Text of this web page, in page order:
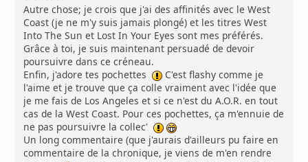
Autre chose; je crois que j'ai des affinités avec le West
Coast (je ne m'y suis jamais plongé) et les titres West
Into The Sun et Lost In Your Eyes sont mes préférés.
Grâce à toi, je suis maintenant persuadé de devoir
poursuivre dans ce créneau.
Enfin, j'adore tes pochettes
C'est flashy comme je
l'aime et je trouve que ça colle vraiment avec l'idée que
je me fais de Los Angeles et si ce n'est du A.O.R. en tout
cas de la West Coast. Pour ces pochettes, ça m'ennuie de
ne pas poursuivre la collec'
Un long commentaire (que j'aurais d'ailleurs pu faire en
commentaire de la chronique, je viens de m'en rendre